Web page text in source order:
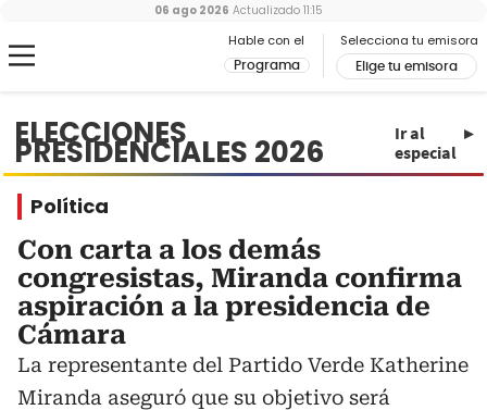
Hable con el
Programa
Selecciona tu emisora
Elige tu emisora
06 ago 2026 Actualizado 11:15
ELECCIONES
PRESIDENCIALES 2026
Ir al
especial
Política
Con carta a los demás
congresistas, Miranda confirma
aspiración a la presidencia de
Cámara
La representante del Partido Verde Katherine
Miranda aseguró que su objetivo será